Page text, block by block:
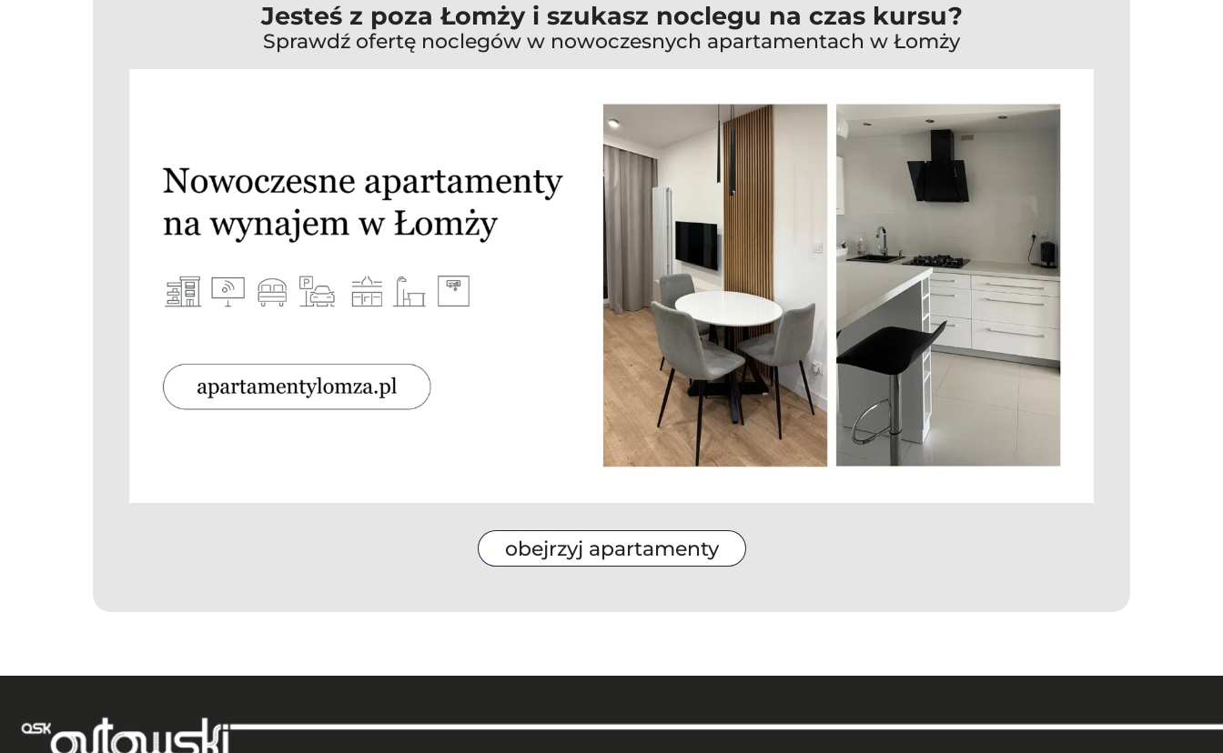
Jesteś z poza Łomży i szukasz noclegu na czas kursu?
Sprawdź ofertę noclegów w nowoczesnych apartamentach w Łomży
obejrzyj apartamenty